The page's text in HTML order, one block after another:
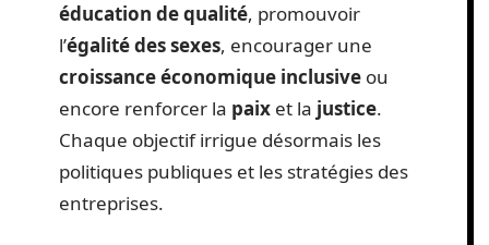
éducation de qualité, promouvoir
l’égalité des sexes, encourager une
croissance économique inclusive ou
encore renforcer la paix et la justice.
Chaque objectif irrigue désormais les
politiques publiques et les stratégies des
entreprises.